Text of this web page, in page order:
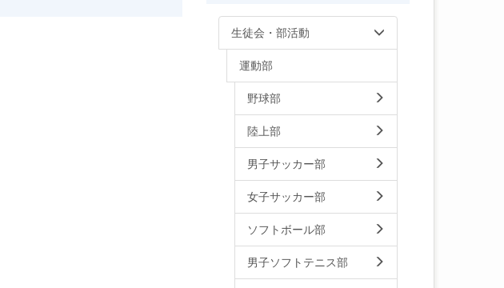
生徒会・部活動
運動部
野球部
陸上部
男子サッカー部
女子サッカー部
ソフトボール部
男子ソフトテニス部